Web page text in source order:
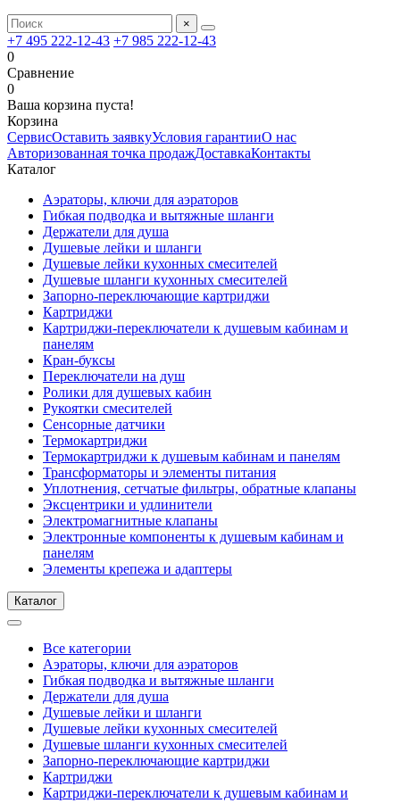
×
+7 495 222-12-43 +7 985 222-12-43
0
Сравнение
0
Ваша корзина пуста!
Корзина
СервисОставить заявкуУсловия гарантииО нас
Авторизованная точка продажДоставкаКонтакты
Каталог
Аэраторы, ключи для аэраторов
Гибкая подводка и вытяжные шланги
Держатели для душа
Душевые лейки и шланги
Душевые лейки кухонных смесителей
Душевые шланги кухонных смесителей
Запорно-переключающие картриджи
Картриджи
Картриджи-переключатели к душевым кабинам и
панелям
Кран-буксы
Переключатели на душ
Ролики для душевых кабин
Рукоятки смесителей
Сенсорные датчики
Термокартриджи
Термокартриджи к душевым кабинам и панелям
Трансформаторы и элементы питания
Уплотнения, сетчатые фильтры, обратные клапаны
Эксцентрики и удлинители
Электромагнитные клапаны
Электронные компоненты к душевым кабинам и
панелям
Элементы крепежа и адаптеры
Каталог
Все категории
Аэраторы, ключи для аэраторов
Гибкая подводка и вытяжные шланги
Держатели для душа
Душевые лейки и шланги
Душевые лейки кухонных смесителей
Душевые шланги кухонных смесителей
Запорно-переключающие картриджи
Картриджи
Картриджи-переключатели к душевым кабинам и